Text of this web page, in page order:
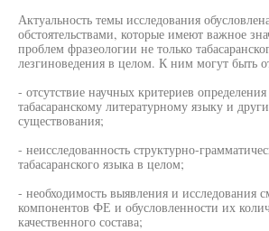
Актуальность темы исследования
обстоятельствами, которые имеют важное
проблем фразеологии не только
лезгиноведения в целом. К ним могут быть
- отсутствие научных критериев
табасаранскому литературному языку и
существования;
- неисследованность структурно-
табасаранского языка в целом;
- необходимость выявления и исследования
компонентов ФЕ и обусловленности их
качественного состава;